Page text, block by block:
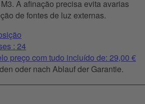
A afinação precisa evita avarias
de fontes de luz externas.
: 24
preço com tudo incluído de: 29,00 €
oder nach Ablauf der Garantie.